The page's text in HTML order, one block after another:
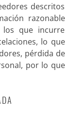
descritos
razonable
que incurre
lo que
pérdida de
por lo que